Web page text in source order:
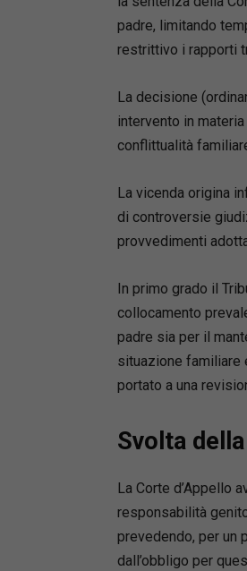
padre, limitando
restrittivo i rapporti
La decisione
intervento in
conflittualità
La vicenda origina
di controversie
provvedimenti
In primo grado il
collocamento
padre sia per il
situazione familiare
portato a una
Svolta
La Corte d’Appello
responsabilità
prevedendo, per un
dall’obbligo per